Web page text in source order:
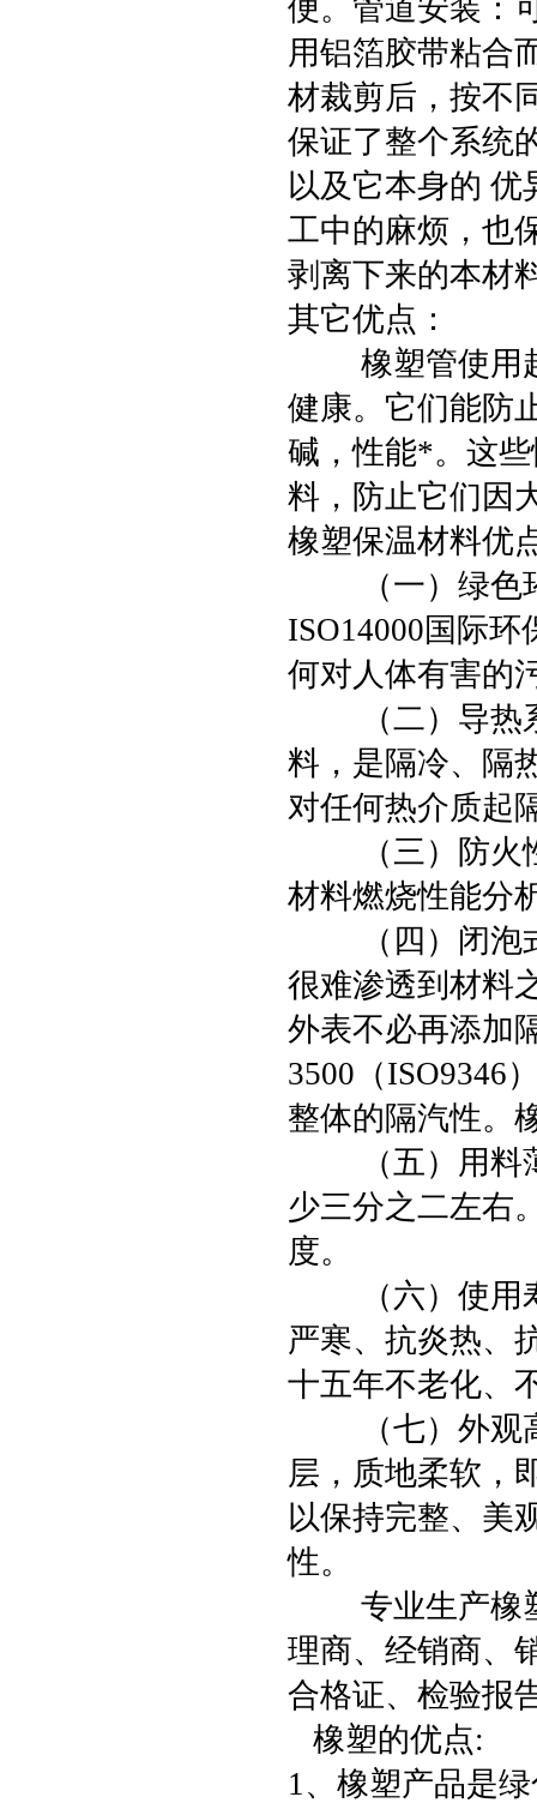
便。管道安装：
用铝箔胶带粘合
材裁剪后，按不
保证了整个系统
以及它本身的 优
工中的麻烦，也
剥离下来的本材
其它优点：
橡塑管使用起
健康。它们能防
碱，性能*。这
料，防止它们因
橡塑保温材料优
（一）绿色环
ISO14000国际
何对人体有害的
（二）导热系
料，是隔冷、隔
对任何热介质起
（三）防火性
材料燃烧性能分
（四）闭泡式
很难渗透到材料
外表不必再添加
3500（ISO9346
整体的隔汽性。
（五）用料薄
少三分之二左右
度。
（六）使用寿
严寒、抗炎热、
十五年不老化、
（七）外观高
层，质地柔软，
以保持完整、美
性。
专业生产橡塑
理商、经销商、
合格证、检验报
橡塑的优点:
1、橡塑产品是